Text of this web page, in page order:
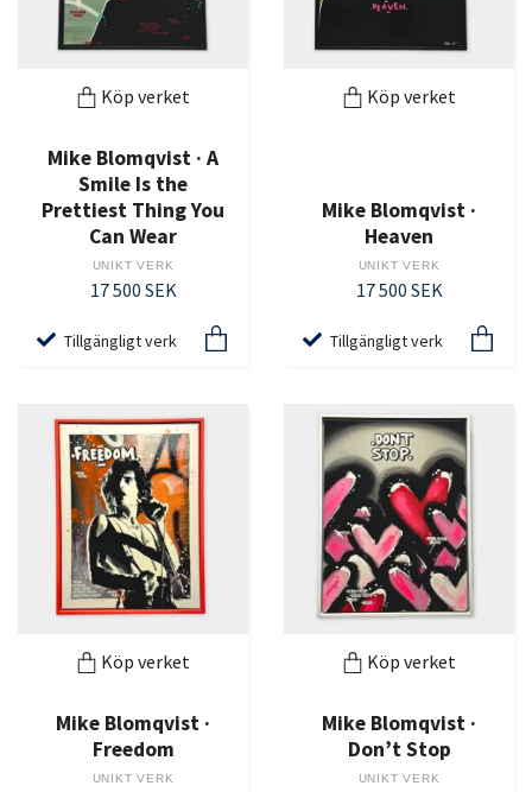
Köp verket
Mike Blomqvist · A
Smile Is the
Prettiest Thing You
Can Wear
UNIKT VERK
17 500 SEK
Tillgängligt verk
Köp verket
Mike Blomqvist ·
Heaven
UNIKT VERK
17 500 SEK
Tillgängligt verk
Köp verket
Mike Blomqvist ·
Freedom
UNIKT VERK
Köp verket
Mike Blomqvist ·
Don’t Stop
UNIKT VERK